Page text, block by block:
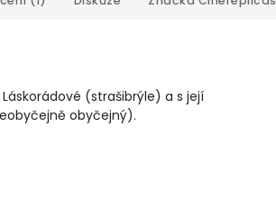
(strašibrýle) a s její
obyčejný).